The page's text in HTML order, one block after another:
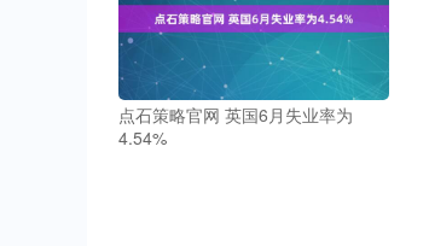
点石策略官网 英国6月失业率为
4.54%